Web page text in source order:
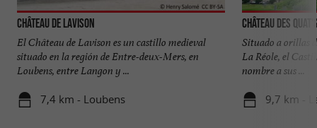
Château de Lavison
El Château de Lavison es un castillo medieval
situado en la región de Entre-deux-Mers, en
Loubens, entre Langon y ...
7,4 km - Loubens
Château des
Situado a orillas
La Réole, el
nombre a sus ...
9,7 km -